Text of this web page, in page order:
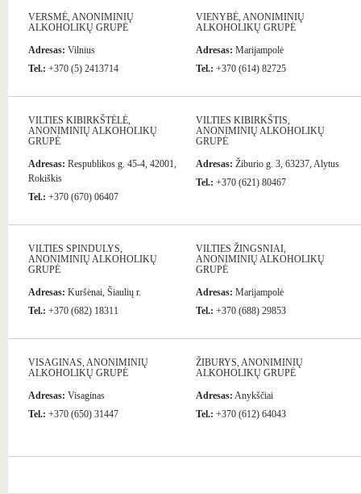
VERSMĖ, ANONIMINIŲ
ALKOHOLIKŲ GRUPĖ
Adresas: Vilnius
Tel.: +370 (5) 2413714
VIENYBĖ, ANONIMINIŲ
ALKOHOLIKŲ GRUPĖ
Adresas: Marijampolė
Tel.: +370 (614) 82725
VILTIES KIBIRKŠTĖLĖ,
ANONIMINIŲ ALKOHOLIKŲ
GRUPĖ
Adresas: Respublikos g. 45-4, 42001,
Rokiškis
Tel.: +370 (670) 06407
VILTIES KIBIRKŠTIS,
ANONIMINIŲ ALKOHOLIKŲ
GRUPĖ
Adresas: Žiburio g. 3, 63237, Alytus
Tel.: +370 (621) 80467
VILTIES SPINDULYS,
ANONIMINIŲ ALKOHOLIKŲ
GRUPĖ
Adresas: Kuršėnai, Šiaulių r.
Tel.: +370 (682) 18311
VILTIES ŽINGSNIAI,
ANONIMINIŲ ALKOHOLIKŲ
GRUPĖ
Adresas: Marijampolė
Tel.: +370 (688) 29853
VISAGINAS, ANONIMINIŲ
ALKOHOLIKŲ GRUPĖ
Adresas: Visaginas
Tel.: +370 (650) 31447
ŽIBURYS, ANONIMINIŲ
ALKOHOLIKŲ GRUPĖ
Adresas: Anykščiai
Tel.: +370 (612) 64043